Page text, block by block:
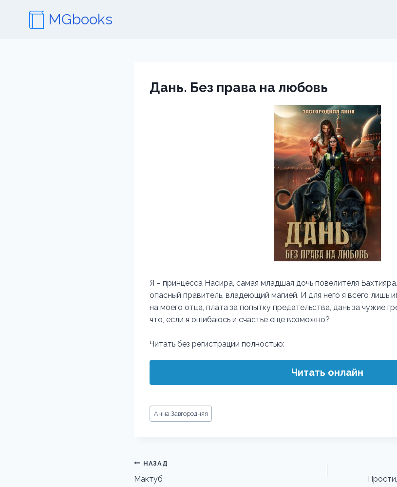
содержимому
MGbooks
Дань. Без права на любовь
Я – принцесса Насира, самая младшая дочь повелителя
опасный правитель, владеющий магией. И для него я всего лишь
на моего отца, плата за попытку предательства, дань за чужие
что, если я ошибаюсь и счастье еще возможно?
Читать без регистрации полностью:
Читать онлайн
Метки
записи:
Анна Завгородняя
Навигация
по
НАЗАД
Мактуб